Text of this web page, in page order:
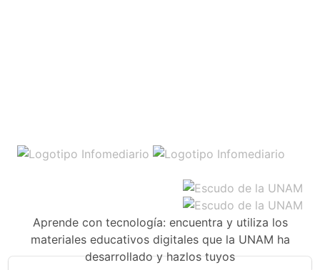
Aprende con tecnología: encuentra y utiliza los
materiales educativos digitales que la UNAM ha
desarrollado y hazlos tuyos